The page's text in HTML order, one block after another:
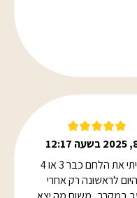
הי קרן עשיתי את הלחם כבר 3 או 4
לראשונה רק אחרי